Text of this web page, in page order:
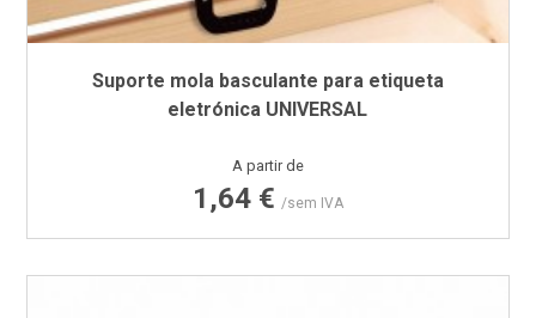
Suporte mola basculante para etiqueta
eletrónica UNIVERSAL
Preço
A partir de
1,64 € /sem IVA